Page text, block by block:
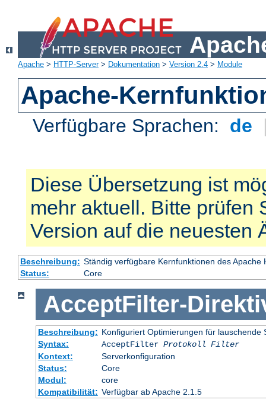
Apache > HTTP-Server> Dokumentation > Version 2.4 > Module
Apache-
Verfügbare Sprachen: de
Diese Übersetzung ist
mehr aktuell. Bitte prüfen
Version auf die neuesten
Beschreibung: Ständig verfügbare Kernfunktionen des Apache
Status:
Core
AcceptFilter-
Beschreibung: Konfiguriert Optimierungen für lauschende
Syntax:
AcceptFilter Protokoll Filter
Kontext:
Serverkonfiguration
Status:
Core
Modul:
core
Kompatibilität: Verfügbar ab Apache 2.1.5